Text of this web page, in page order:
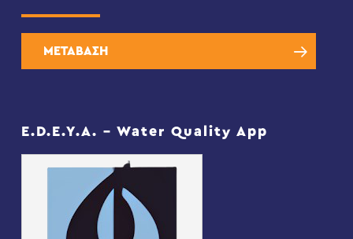
ΜΕΤΑΒΑΣΗ
E.D.E.Y.A. – Water Quality App